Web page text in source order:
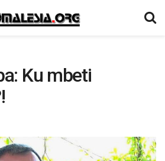
Ku mbeti